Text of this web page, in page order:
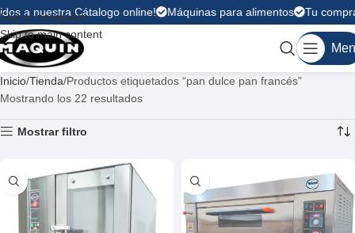
Skip to navigation
Skip to main content
a nuestra Cátalogo online! Máquinas para alimentos Tu compra
Inicio Tienda Productos etiquetados “pan dulce pan francés”
Mostrando los 22 resultados
Mostrar filtro